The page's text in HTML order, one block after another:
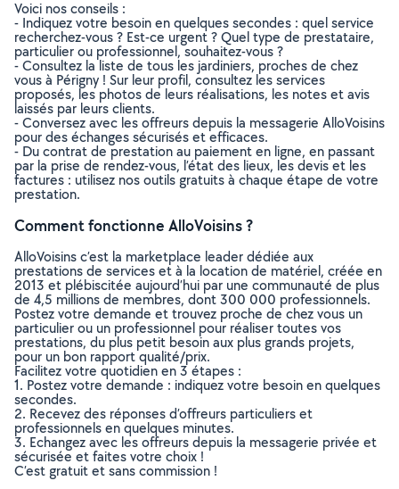
Voici nos conseils :
- Indiquez votre besoin en quelques secondes : quel service
recherchez-vous ? Est-ce urgent ? Quel type de prestataire,
particulier ou professionnel, souhaitez-vous ?
- Consultez la liste de tous les jardiniers, proches de chez
vous à Périgny ! Sur leur profil, consultez les services
proposés, les photos de leurs réalisations, les notes et avis
laissés par leurs clients.
- Conversez avec les offreurs depuis la messagerie AlloVoisins
pour des échanges sécurisés et efficaces.
- Du contrat de prestation au paiement en ligne, en passant
par la prise de rendez-vous, l’état des lieux, les devis et les
factures : utilisez nos outils gratuits à chaque étape de votre
prestation.
Comment fonctionne AlloVoisins ?
AlloVoisins c’est la marketplace leader dédiée aux
prestations de services et à la location de matériel, créée en
2013 et plébiscitée aujourd’hui par une communauté de plus
de 4,5 millions de membres, dont 300 000 professionnels.
Postez votre demande et trouvez proche de chez vous un
particulier ou un professionnel pour réaliser toutes vos
prestations, du plus petit besoin aux plus grands projets,
pour un bon rapport qualité/prix.
Facilitez votre quotidien en 3 étapes :
1. Postez votre demande : indiquez votre besoin en quelques
secondes.
2. Recevez des réponses d’offreurs particuliers et
professionnels en quelques minutes.
3. Echangez avec les offreurs depuis la messagerie privée et
sécurisée et faites votre choix !
C’est gratuit et sans commission !